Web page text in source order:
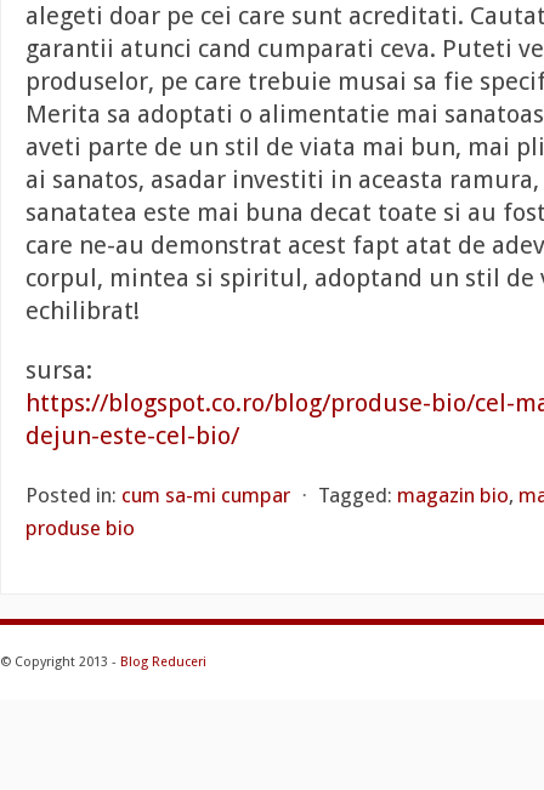
alegeti doar pe cei care sunt acreditati.
garantii atunci cand cumparati ceva. Puteti
produselor, pe care trebuie musai sa fie
Merita sa adoptati o alimentatie mai
aveti parte de un stil de viata mai bun, mai
ai sanatos, asadar investiti in aceasta
sanatatea este mai buna decat toate si au
care ne-au demonstrat acest fapt atat de
corpul, mintea si spiritul, adoptand un stil de
echilibrat!
sursa:
https://blogspot.co.ro/blog/produse-bio/cel-
dejun-este-cel-bio/
Posted in: cum sa-mi cumpar ⋅ Tagged: magazin bio,
produse bio
© Copyright 2013 - Blog Reduceri